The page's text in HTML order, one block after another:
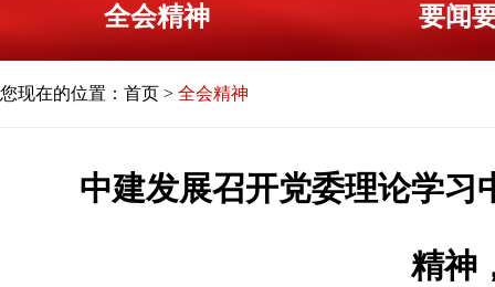
全会精神 要闻
您现在的位置： 首页 > 全会精神
中建发展召开党委理论学习
精神